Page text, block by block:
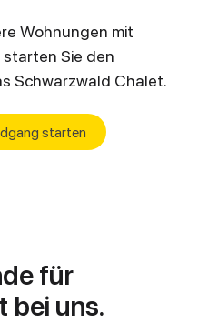
Wohnungen mit
Sie den
Schwarzwald Chalet.
starten
für
bei uns.